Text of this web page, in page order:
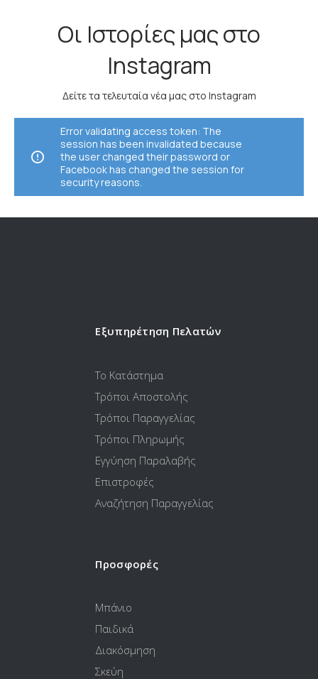
Οι Ιστορίες μας στο
Instagram
Δείτε τα τελευταία νέα μας στο Instagram
Error validating access token: The
session has been invalidated because
the user changed their password or
Facebook has changed the session for
security reasons.
Εξυπηρέτηση Πελατών
Το Κατάστημα
Τρόποι Αποστολής
Τρόποι Παραγγελίας
Τρόποι Πληρωμής
Εγγύηση Παραλαβής
Επιστροφές
Αναζήτηση Παραγγελίας
Προσφορές
Μπάνιο
Παιδικά
Διακόσμηση
Σκεύη